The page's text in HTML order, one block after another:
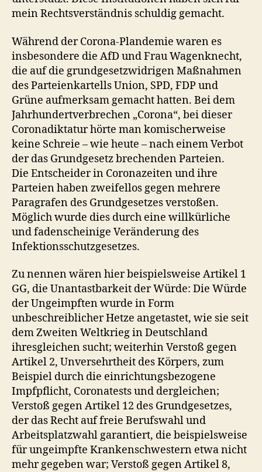
mein Rechtsverständnis schuldig gemacht.
Während der Corona-Plandemie waren es
insbesondere die AfD und Frau Wagenknecht,
die auf die grundgesetzwidrigen Maßnahmen
des Parteienkartells Union, SPD, FDP und
Grüne aufmerksam gemacht hatten. Bei dem
Jahrhundertverbrechen „Corona“, bei dieser
Coronadiktatur hörte man komischerweise
keine Schreie – wie heute – nach einem Verbot
der das Grundgesetz brechenden Parteien.
Die Entscheider in Coronazeiten und ihre
Parteien haben zweifellos gegen mehrere
Paragrafen des Grundgesetzes verstoßen.
Möglich wurde dies durch eine willkürliche
und fadenscheinige Veränderung des
Infektionsschutzgesetzes.
Zu nennen wären hier beispielsweise Artikel 1
GG, die Unantastbarkeit der Würde: Die Würde
der Ungeimpften wurde in Form
unbeschreiblicher Hetze angetastet, wie sie seit
dem Zweiten Weltkrieg in Deutschland
ihresgleichen sucht; weiterhin Verstoß gegen
Artikel 2, Unversehrtheit des Körpers, zum
Beispiel durch die einrichtungsbezogene
Impfpflicht, Coronatests und dergleichen;
Verstoß gegen Artikel 12 des Grundgesetzes,
der das Recht auf freie Berufswahl und
Arbeitsplatzwahl garantiert, die beispielsweise
für ungeimpfte Krankenschwestern etwa nicht
mehr gegeben war; Verstoß gegen Artikel 8,